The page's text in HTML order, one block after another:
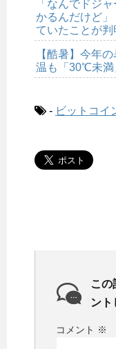
「なんでドジ
かるんだけど
ていたことが判
【酷暑】今年
温も「30℃未満
- ビットコイ
この
ント
コメント ※